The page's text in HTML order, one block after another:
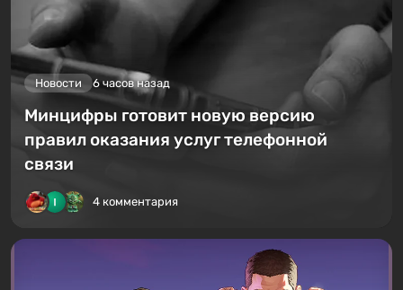
Новости 6 часов назад
Минцифры готовит новую версию
правил оказания услуг телефонной
связи
4 комментария